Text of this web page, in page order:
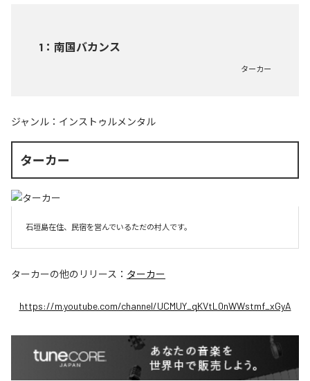
1 ： 南国バカンス
ターカー
ジャンル： インストゥルメンタル
ターカー
石垣島在住、民宿を営んでいるただの村人です。
ターカーの他のリリース： ターカー
https://m.youtube.com/channel/UCMUY_qKVtL0nWWstmf_xGyA